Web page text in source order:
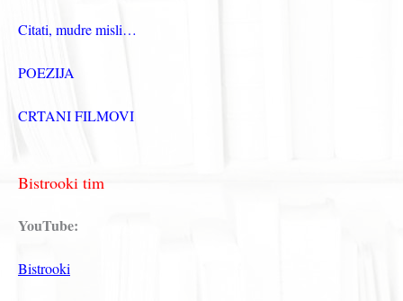
Citati, mudre misli…
POEZIJA
CRTANI FILMOVI
Bistrooki tim
YouTube:
Bistrooki